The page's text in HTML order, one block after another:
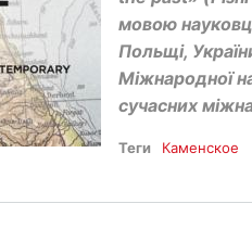
мовою
Польщі,
Міжнародної
сучасних
Теги Каменское